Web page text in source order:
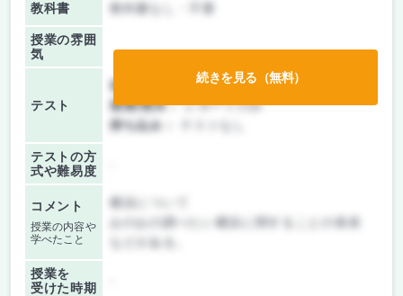
教科書 教科書なし・不要
授業の雰囲
気
テスト
前期/中間：
レポートのみ
後期/期末：レポートのみ
持ち込み：
テストの方
式や難易度
コメント
授業の内容や
学べたこと
おのおの調べたい横浜に関することの発表
などがある。
授業を
受けた時期
続きを見る（無料）